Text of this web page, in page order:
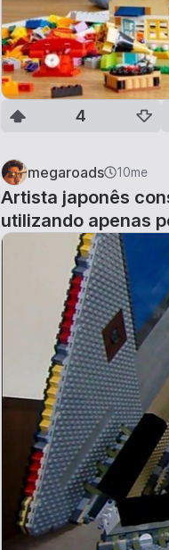
4
megaroads 10me
Artista japonês
utilizando apenas